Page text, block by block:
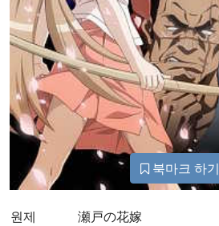
북마크 하기
원제
瀬戸の花嫁